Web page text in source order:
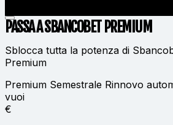
PASSA A SBANCOBET PREMIUM
Sblocca tutta la potenza di
Premium
Premium Semestrale Rinnovo
vuoi
€